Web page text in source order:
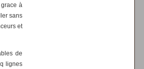
à
sans
et
de
lignes